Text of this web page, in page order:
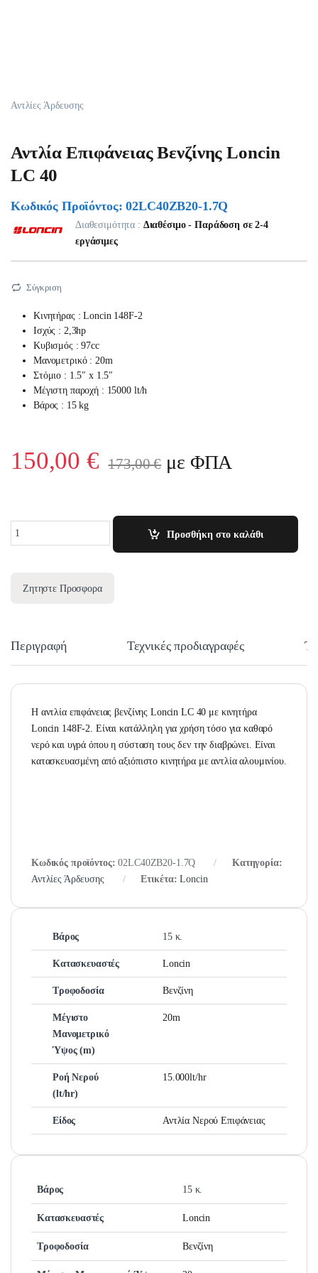
Αντλίες Άρδευσης
Αντλία Επιφάνειας Βενζίνης Loncin
LC 40
Κωδικός Προϊόντος: 02LC40ZB20-1.7Q
Διαθεσιμότητα : Διαθέσιμο - Παράδοση σε 2-4
εργάσιμες
Σύγκριση
Κινητήρας : Loncin 148F-2
Ισχύς : 2,3hp
Κυβισμός : 97cc
Μανομετρικό : 20m
Στόμιο : 1.5″ x 1.5″
Μέγιστη παροχή : 15000 lt/h
Βάρος : 15kg
150,00€ 173,00€με ΦΠΑ
Προσθήκη στο καλάθι
Ζητηστε Προσφορα
Περιγραφή Τεχνικές προδιαγραφές
Η αντλία επιφάνειας βενζίνης Loncin LC 40 με κινητήρα
Loncin 148F-2. Είναι κατάλληλη για χρήση τόσο για καθαρό
νερό και υγρά όπου η σύσταση τους δεν την διαβρώνει. Είναι
κατασκευασμένη από αξιόπιστο κινητήρα με αντλία αλουμινίου.
Κωδικός προϊόντος:02LC40ZB20-1.7Q
Κατηγορία:
Αντλίες Άρδευσης
Ετικέτα:Loncin
Βάρος 15 κ.
Κατασκευαστές Loncin
Τροφοδοσία Βενζίνη
Μέγιστο
Μανομετρικό
Ύψος (m)
20m
Ροή Νερού
(lt/hr)
15.000lt/hr
Είδος Αντλία Νερού Επιφάνειας
Βάρος 15 κ.
Κατασκευαστές Loncin
Τροφοδοσία Βενζίνη